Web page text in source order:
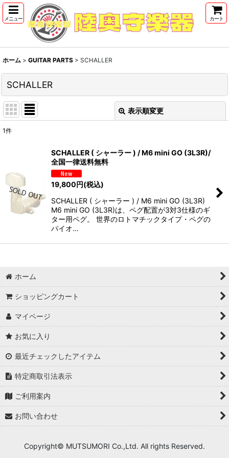
メニュー カート
ホーム > GUITAR PARTS > SCHALLER
SCHALLER
表示順変更
1件
SCHALLER ( シャーラー ) / M6 mini GO (3L3R)/
全国一律送料無料
19,800円(税込)
SCHALLER ( シャーラー ) / M6 mini GO (3L3R)
M6 mini GO (3L3R)は、ペグ配置が3対3仕様のギ
ター用ペグ。 世界のロトマチックタイプ・ペグの
パイオ…
ホーム
ショッピングカート
マイページ
お気に入り
最近チェックしたアイテム
特定商取引法表示
ご利用案内
お問い合わせ
Copyright© MUTSUMORI Co.,Ltd. All rights Reserved.